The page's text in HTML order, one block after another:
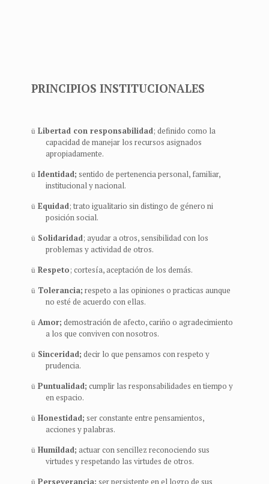
PRINCIPIOS INSTITUCIONALES
ü Libertad con responsabilidad; definido como la
capacidad de manejar los recursos asignados
apropiadamente.
ü Identidad; sentido de pertenencia personal, familiar,
institucional y nacional.
ü Equidad; trato igualitario sin distingo de género ni
posición social.
ü Solidaridad; ayudar a otros, sensibilidad con los
problemas y actividad de otros.
ü Respeto; cortesía, aceptación de los demás.
ü Tolerancia; respeto a las opiniones o practicas aunque
no esté de acuerdo con ellas.
ü Amor; demostración de afecto, cariño o agradecimiento
a los que conviven con nosotros.
ü Sinceridad; decir lo que pensamos con respeto y
prudencia.
ü Puntualidad; cumplir las responsabilidades en tiempo y
en espacio.
ü Honestidad; ser constante entre pensamientos,
acciones y palabras.
ü Humildad; actuar con sencillez reconociendo sus
virtudes y respetando las virtudes de otros.
ü Perseverancia; ser persistente en el logro de sus